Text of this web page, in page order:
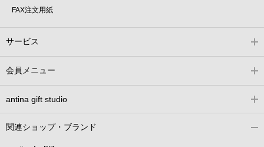
FAX注文用紙
サービス
会員メニュー
antina gift studio
関連ショップ・ブランド